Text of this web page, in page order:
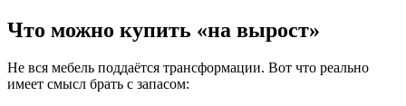
Что можно купить «на вырост»
Не вся мебель поддаётся трансформации. Вот что реально
имеет смысл брать с запасом: